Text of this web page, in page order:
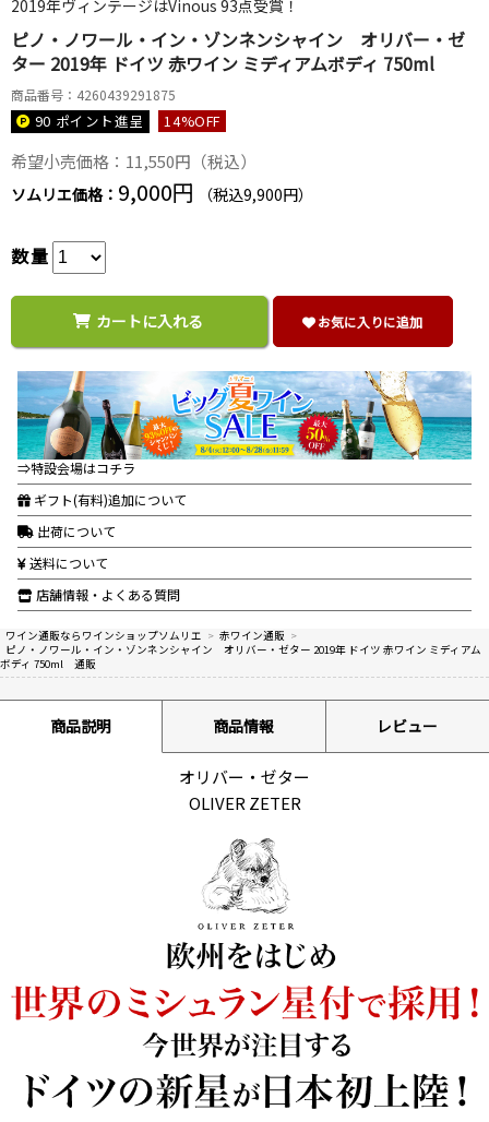
2019年ヴィンテージはVinous 93点受賞！
ピノ・ノワール・イン・ゾンネンシャイン オリバー・ゼ
ター 2019年 ドイツ 赤ワイン ミディアムボディ 750ml
商品番号：4260439291875
90 ポイント進呈 14%OFF
希望小売価格：11,550円（税込）
ソムリエ価格： 9,000円 （税込9,900円）
数量
カートに入れる お気に入りに追加
⇒特設会場はコチラ
ギフト(有料)追加について
出荷について
送料について
店舗情報・よくある質問
ワイン通販ならワインショップソムリエ > 赤ワイン通販 >
ピノ・ノワール・イン・ゾンネンシャイン オリバー・ゼター 2019年 ドイツ 赤ワイン ミディアム
ボディ 750ml 通販
商品説明 商品情報 レビュー
オリバー・ゼター
OLIVER ZETER